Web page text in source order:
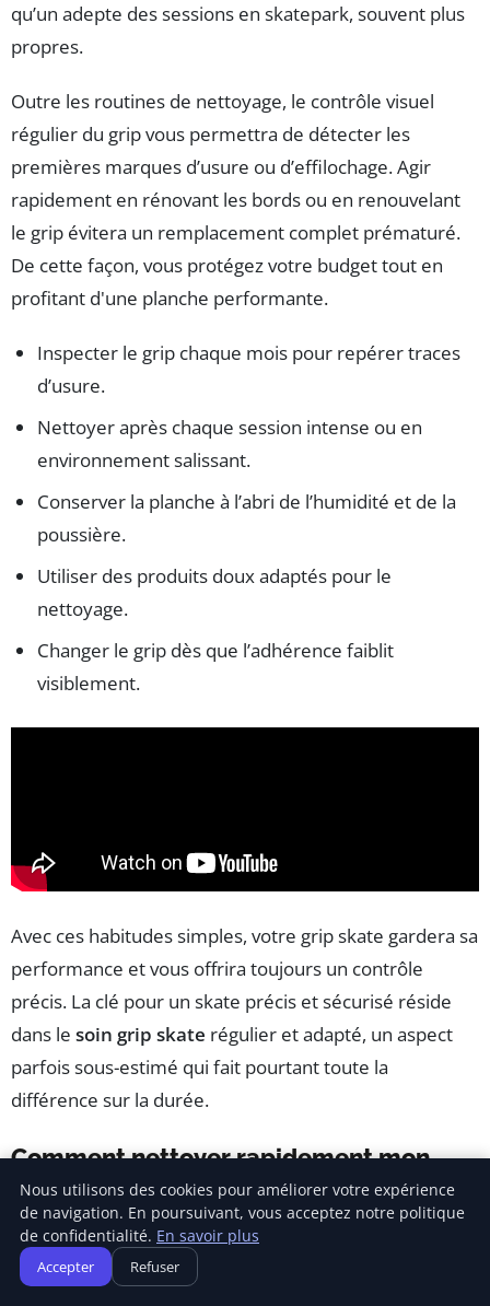
qu’un adepte des sessions en skatepark, souvent plus
propres.
Outre les routines de nettoyage, le contrôle visuel
régulier du grip vous permettra de détecter les
premières marques d’usure ou d’effilochage. Agir
rapidement en rénovant les bords ou en renouvelant
le grip évitera un remplacement complet prématuré.
De cette façon, vous protégez votre budget tout en
profitant d'une planche performante.
Inspecter le grip chaque mois pour repérer traces
d’usure.
Nettoyer après chaque session intense ou en
environnement salissant.
Conserver la planche à l’abri de l’humidité et de la
poussière.
Utiliser des produits doux adaptés pour le
nettoyage.
Changer le grip dès que l’adhérence faiblit
visiblement.
Avec ces habitudes simples, votre grip skate gardera sa
performance et vous offrira toujours un contrôle
précis. La clé pour un skate précis et sécurisé réside
dans le soin grip skate régulier et adapté, un aspect
parfois sous-estimé qui fait pourtant toute la
différence sur la durée.
Comment nettoyer rapidement mon
grip de skate après une session ?
Utilisez une gomme spéciale grip pour enlever
rapidement la poussière et les petites saletés sans
abîmer la surface.
Nous utilisons des cookies pour améliorer votre expérience
de navigation. En poursuivant, vous acceptez notre politique
de confidentialité. En savoir plus
Accepter Refuser